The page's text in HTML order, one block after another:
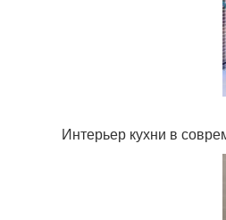
Интерьер кухни в